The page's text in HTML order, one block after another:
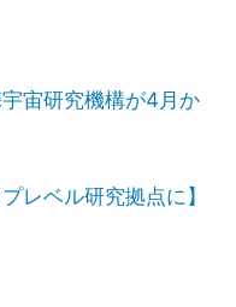
宙研究機構が4月か
レベル研究拠点に】